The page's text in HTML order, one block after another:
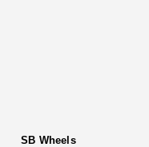
SB Wheels